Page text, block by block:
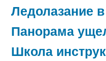
Ледолазание
Панорама
Школа